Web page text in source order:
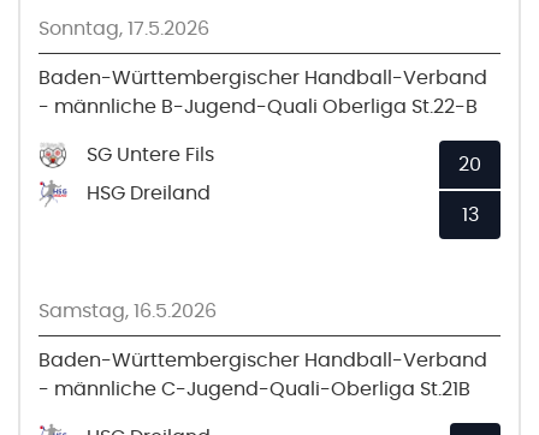
Sonntag, 17.5.2026
Baden-Württembergischer Handball-Verband
- männliche B-Jugend-Quali Oberliga St.22-B
SG Untere Fils
HSG Dreiland
20
13
Samstag, 16.5.2026
Baden-Württembergischer Handball-Verband
- männliche C-Jugend-Quali-Oberliga St.21B